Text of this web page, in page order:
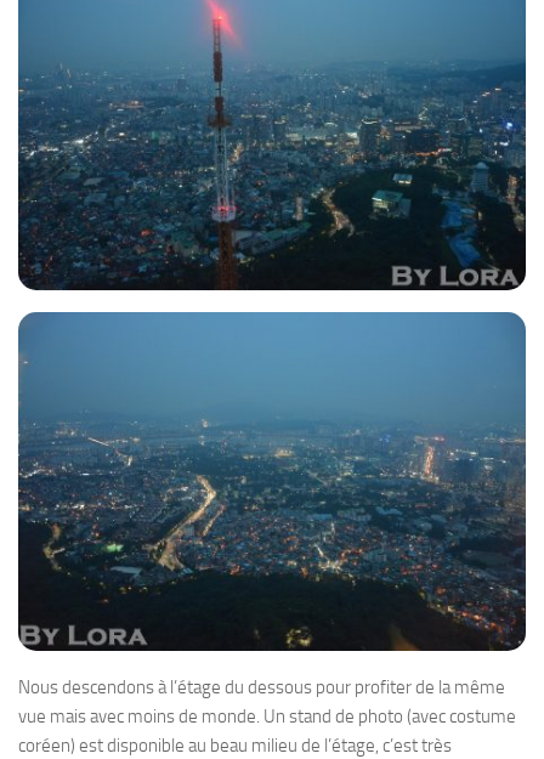
Nous descendons à l’étage du dessous pour profiter de la même
vue mais avec moins de monde. Un stand de photo (avec costume
coréen) est disponible au beau milieu de l’étage, c’est très